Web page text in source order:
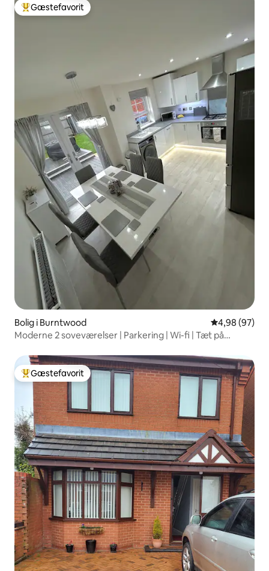
Bedste gæstefavorit
Gæstefavorit
Bolig i Burntwood 4,98 ud af 5 i
4,98 (97)
Moderne 2 soveværelser | Parkering | Wi-fi | Tæt på
Bedste gæstefavorit
Gæstefavorit